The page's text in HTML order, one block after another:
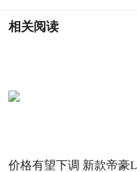
相关阅读
价格有望下调 新款帝豪L